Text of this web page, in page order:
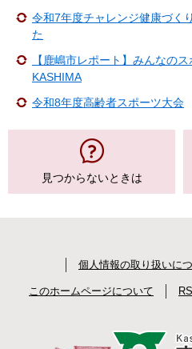
令和7年度チャレンジ健康づく
た
【鹿嶋市レポート】みんなの
KASHIMA
令和8年度高齢者スポーツ大会
見つからないときは
個人情報の取り扱いに
このホームページについて